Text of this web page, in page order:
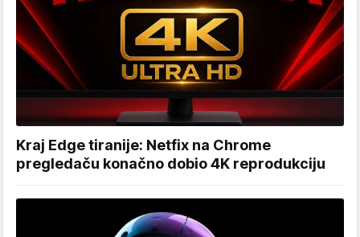
Kraj Edge tiranije: Netfix na Chrome
pregledaču konačno dobio 4K reprodukciju